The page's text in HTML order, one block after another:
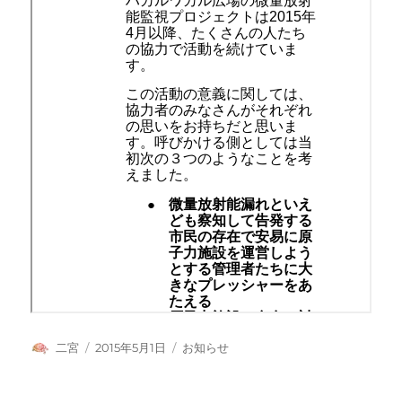
投
二宮
投
2015年5月1日
カ
お知らせ